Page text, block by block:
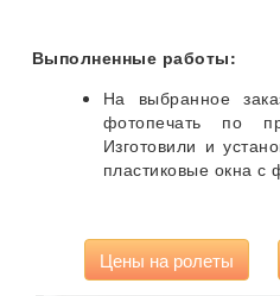
Выполненные работы:
На выбранное
фотопечать по
Изготовили и
пластиковые окна с
Цены на ролеты